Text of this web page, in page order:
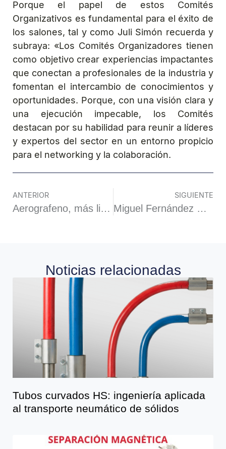
Porque el papel de estos Comités
Organizativos es fundamental para el éxito de
los salones, tal y como Juli Simón recuerda y
subraya: «Los Comités Organizadores tienen
como objetivo crear experiencias impactantes
que conectan a profesionales de la industria y
fomentan el intercambio de conocimientos y
oportunidades. Porque, con una visión clara y
una ejecución impecable, los Comités
destacan por su habilidad para reunir a líderes
y expertos del sector en un entorno propicio
para el networking y la colaboración.
ANTERIOR
Aerografeno, más ligero que el aire y 10 veces más duro que el acero
SIGUIENTE
Miguel Fernández Domínguez, director comercial de Inerco y conferenciante en Expofluidos: “Si los avances tecnológicos continúan al ritmo que van (seguramente se aceleren) es posible que para 2060 tengamos la fusión nuclear a escala comercial, que convivirá con las energías renovables”
Noticias relacionadas
Tubos curvados HS: ingeniería aplicada
al transporte neumático de sólidos